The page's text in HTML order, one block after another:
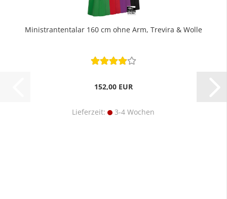
Ministrantentalar 160 cm ohne Arm, Trevira & Wolle
152,00 EUR
Lieferzeit: 3-4 Wochen